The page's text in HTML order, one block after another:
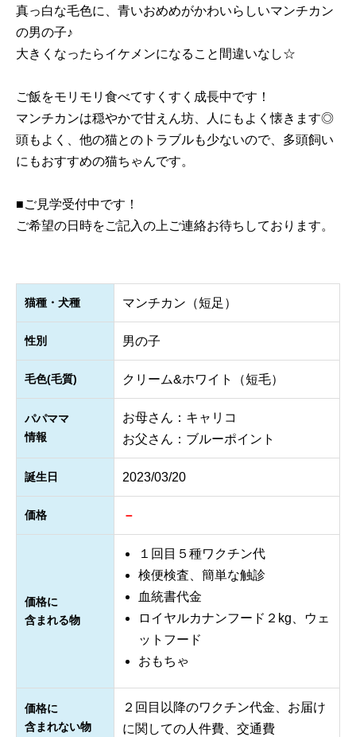
真っ白な毛色に、青いおめめがかわいらしいマンチカン
の男の子♪
大きくなったらイケメンになること間違いなし☆
ご飯をモリモリ食べてすくすく成長中です！
マンチカンは穏やかで甘えん坊、人にもよく懐きます◎
頭もよく、他の猫とのトラブルも少ないので、多頭飼い
にもおすすめの猫ちゃんです。
■ご見学受付中です！
ご希望の日時をご記入の上ご連絡お待ちしております。
猫種・犬種 マンチカン（短足）
性別 男の子
毛色(毛質) クリーム&ホワイト（短毛）
パパママ
情報
お母さん：キャリコ
お父さん：ブルーポイント
誕生日 2023/03/20
価格 －
価格に
含まれる物
１回目５種ワクチン代
検便検査、簡単な触診
血統書代金
ロイヤルカナンフード２kg、ウェ
ットフード
おもちゃ
価格に
含まれない物
２回目以降のワクチン代金、お届け
に関しての人件費、交通費